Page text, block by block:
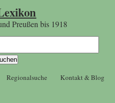
Preußen bis 1918
Regionalsuche Kontakt & Blog